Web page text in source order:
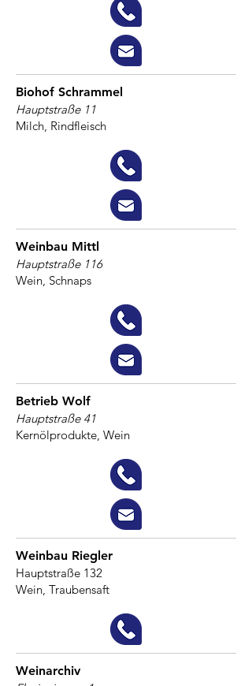
Biohof Schrammel
Hauptstraße 11
Milch, Rindfleisch
Weinbau Mittl
Hauptstraße 116
Wein, Schnaps
Betrieb Wolf
Hauptstraße 41
Kernölprodukte, Wein
Weinbau Riegler
Hauptstraße 132
Wein, Traubensaft
Weinarchiv